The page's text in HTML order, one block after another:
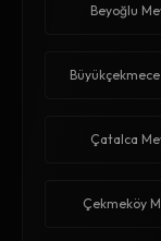
Beyoğlu
Çatalca
Çekmeköy